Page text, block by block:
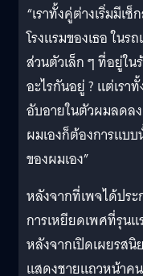
“เราทั้งคู่ต่างเริ่มมีเ
โรงแรมของเธอ ในร
ส่วนตัวเล็ก ๆ ที่อยู่ใน
อะไรกันอยู่ ? แต่เรา
อับอายในตัวผมลดล
ผมเองก็ต้องการแบ
ของผมเอง”
หลังจากที่เพจได้ปร
การเหยียดเพศที่รุนแ
หลังจากเปิดเผยรสนิ
แสดงชายแถวหน้าค